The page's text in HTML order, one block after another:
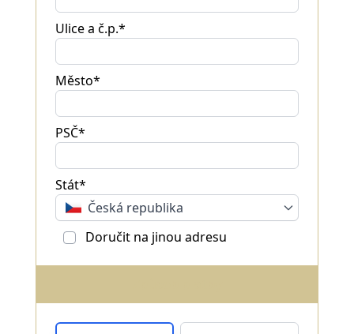
Ulice a č.p.*
Město*
PSČ*
Stát*
Česká republika
Doručit na jinou adresu